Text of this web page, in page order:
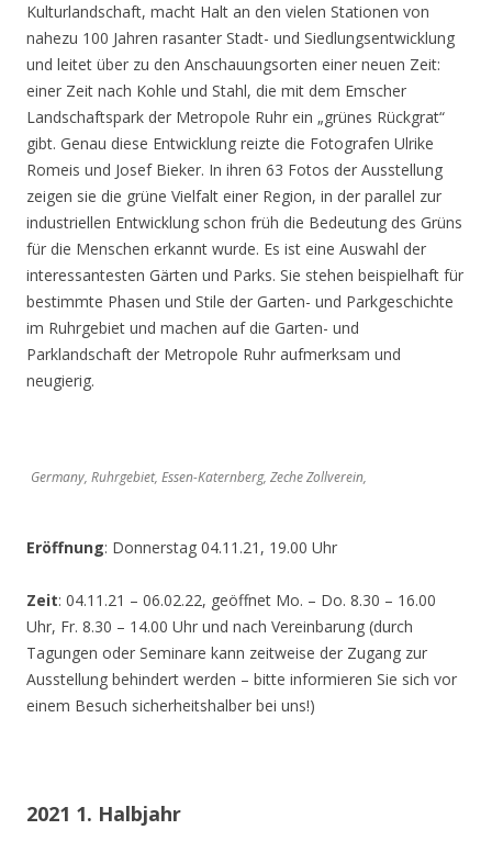
Kulturlandschaft, macht Halt an den vielen Stationen von
nahezu 100 Jahren rasanter Stadt- und Siedlungsentwicklung
und leitet über zu den Anschauungsorten einer neuen Zeit:
einer Zeit nach Kohle und Stahl, die mit dem Emscher
Landschaftspark der Metropole Ruhr ein „grünes Rückgrat“
gibt. Genau diese Entwicklung reizte die Fotografen Ulrike
Romeis und Josef Bieker. In ihren 63 Fotos der Ausstellung
zeigen sie die grüne Vielfalt einer Region, in der parallel zur
industriellen Entwicklung schon früh die Bedeutung des Grüns
für die Menschen erkannt wurde. Es ist eine Auswahl der
interessantesten Gärten und Parks. Sie stehen beispielhaft für
bestimmte Phasen und Stile der Garten- und Parkgeschichte
im Ruhrgebiet und machen auf die Garten- und
Parklandschaft der Metropole Ruhr aufmerksam und
neugierig.
Germany, Ruhrgebiet, Essen-Katernberg, Zeche Zollverein,
Eröffnung: Donnerstag 04.11.21, 19.00 Uhr
Zeit: 04.11.21 – 06.02.22, geöffnet Mo. – Do. 8.30 – 16.00
Uhr, Fr. 8.30 – 14.00 Uhr und nach Vereinbarung (durch
Tagungen oder Seminare kann zeitweise der Zugang zur
Ausstellung behindert werden – bitte informieren Sie sich vor
einem Besuch sicherheitshalber bei uns!)
2021 1. Halbjahr